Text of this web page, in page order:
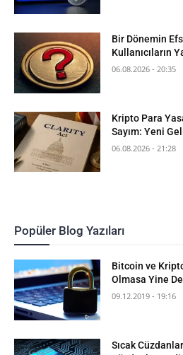
Bir Dönemin
Kullanıcıların
06.08.2026 - 20:35
Kripto Para
Sayım: Yeni
06.08.2026 - 21:28
Popüler Blog Yazıları
Bitcoin ve
Olmasa Yine De
09.12.2019 - 19:16
Sıcak